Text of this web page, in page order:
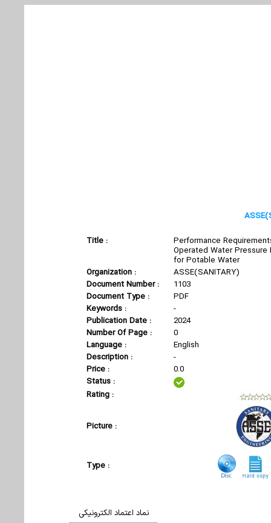
Title :
Performance
Operated Water Pressure
for Potable Water
Organization :
ASSE(SANITARY)
Document Number :
1103
Document Type :
PDF
Keywords :
-
Publication Date :
2024
Number Of Page :
0
Language :
English
Description :
-
Price :
0.0
Status :
Rating :
Picture :
Type :
نماد اعتماد الکترونیکی